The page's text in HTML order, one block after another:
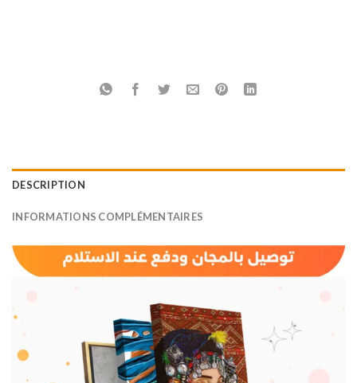
DESCRIPTION
INFORMATIONS COMPLÉMENTAIRES